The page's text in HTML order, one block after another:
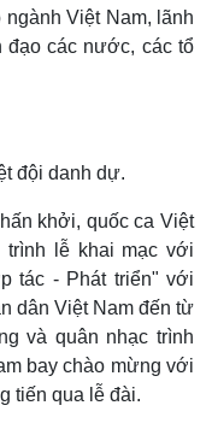
Việt Nam, lãnh
đạo các nước, các tổ
khởi, quốc ca Việt
trình lễ khai mạc với
tác - Phát triển" với
dân Việt Nam đến từ
và quân nhạc trình
bay chào mừng với
tiến qua lễ đài.